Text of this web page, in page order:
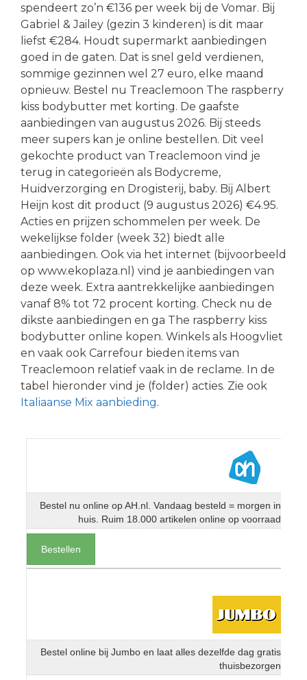
spendeert zo’n €136 per week bij de Vomar. Bij
Gabriel & Jailey (gezin 3 kinderen) is dit maar
liefst €284. Houdt supermarkt aanbiedingen
goed in de gaten. Dat is snel geld verdienen,
sommige gezinnen wel 27 euro, elke maand
opnieuw. Bestel nu Treaclemoon The raspberry
kiss bodybutter met korting. De gaafste
aanbiedingen van augustus 2026. Bij steeds
meer supers kan je online bestellen. Dit veel
gekochte product van Treaclemoon vind je
terug in categorieën als Bodycreme,
Huidverzorging en Drogisterij, baby. Bij Albert
Heijn kost dit product (9 augustus 2026) €4.95.
Acties en prijzen schommelen per week. De
wekelijkse folder (week 32) biedt alle
aanbiedingen. Ook via het internet (bijvoorbeeld
op www.ekoplaza.nl) vind je aanbiedingen van
deze week. Extra aantrekkelijke aanbiedingen
vanaf 8% tot 72 procent korting. Check nu de
dikste aanbiedingen en ga The raspberry kiss
bodybutter online kopen. Winkels als Hoogvliet
en vaak ook Carrefour bieden items van
Treaclemoon relatief vaak in de reclame. In de
tabel hieronder vind je (folder) acties. Zie ook
Italiaanse Mix aanbieding.
Bestel nu online op AH.nl. Vandaag besteld = morgen in
huis. Ruim 18.000 artikelen online op voorraad
Bestellen
Bestel online bij Jumbo en laat alles dezelfde dag gratis
thuisbezorgen